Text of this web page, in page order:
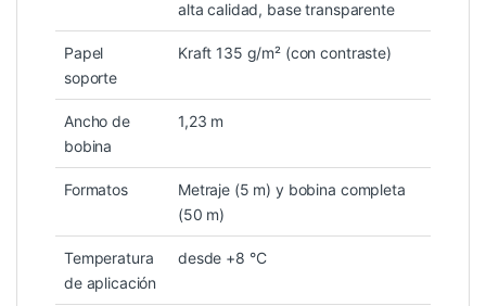
alta calidad, base transparente
Papel
soporte
Kraft 135 g/m² (con contraste)
Ancho de
bobina
1,23 m
Formatos
Metraje (5 m) y bobina completa
(50 m)
Temperatura
de aplicación
desde +8 °C